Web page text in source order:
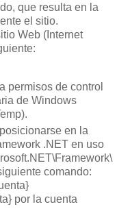
que resulta en la
el sitio.
Web (Internet
permisos de control
de Windows
en la
.NET en uso
comando:
por la cuenta